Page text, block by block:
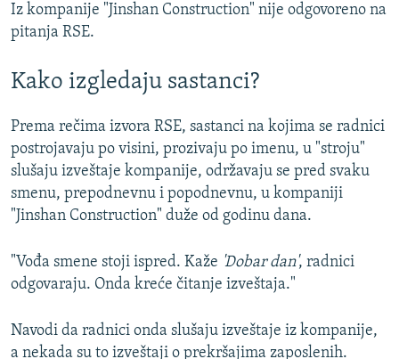
Iz kompanije "Jinshan Construction" nije odgovoreno na
pitanja RSE.
Kako izgledaju sastanci?
Prema rečima izvora RSE, sastanci na kojima se radnici
postrojavaju po visini, prozivaju po imenu, u "stroju"
slušaju izveštaje kompanije, održavaju se pred svaku
smenu, prepodnevnu i popodnevnu, u kompaniji
"Jinshan Construction" duže od godinu dana.
"Vođa smene stoji ispred. Kaže 'Dobar dan', radnici
odgovaraju. Onda kreće čitanje izveštaja."
Navodi da radnici onda slušaju izveštaje iz kompanije,
a nekada su to izveštaji o prekršajima zaposlenih.